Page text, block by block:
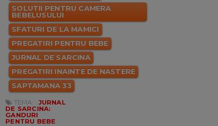
SOLUTII PENTRU CAMERA
BEBELUSULUI
SFATURI DE LA MAMICI
PREGATIRI PENTRU BEBE
JURNAL DE SARCINA
PREGATIRI INAINTE DE NASTERE
SAPTAMANA 33
TEMA:
JURNAL
DE SARCINA:
GANDURI
PENTRU BEBE